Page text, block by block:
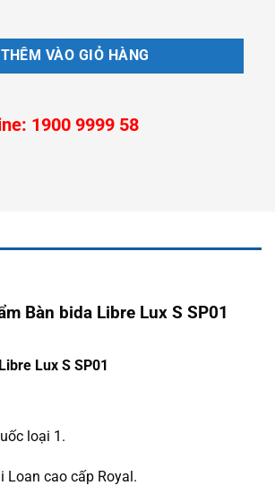
S SP01 số lượng
THÊM VÀO GIỎ HÀNG
1900 9999 58
Bàn bida Libre Lux S SP01
Lux S SP01
loại 1.
Loan cao cấp Royal.